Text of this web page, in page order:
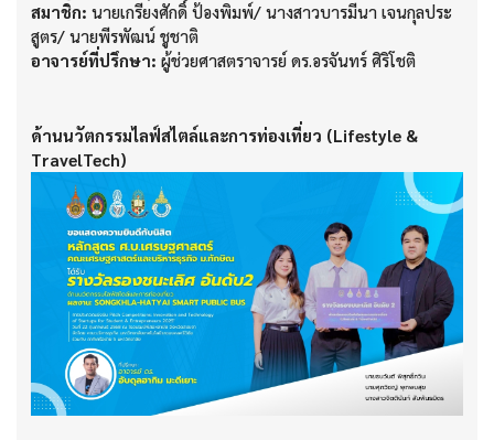
สมาชิก: นายเกรียงศักดิ์ ป้องพิมพ์/ นางสาวบารมีนา เจนกุลประ
สูตร/ นายพีรพัฒน์ ชูชาติ
อาจารย์ที่ปรึกษา: ผู้ช่วยศาสตราจารย์ ดร.อรจันทร์ ศิริโชติ
ด้านนวัตกรรมไลฟ์สไตล์และการท่องเที่ยว (Lifestyle &
TravelTech)